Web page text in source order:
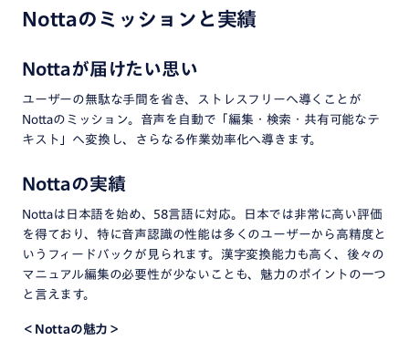
Nottaのミッションと実績
Nottaが届けたい思い
ユーザーの無駄な手間を省き、ストレスフリーへ導くことが
Nottaのミッション。音声を自動で「編集・検索・共有可能なテ
キスト」へ変換し、さらなる作業効率化へ導きます。
Nottaの実績
Nottaは日本語を始め、58言語に対応。日本では非常に高い評価
を得ており、特に音声認識の性能は多くのユーザーから高精度と
いうフィードバックが見られます。漢字変換能力も高く、後々の
マニュアル編集の必要性が少ないことも、魅力のポイントの一つ
と言えます。
＜Nottaの魅力＞